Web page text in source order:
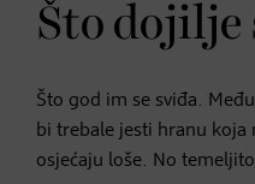
Što
Što god im se sviđa.
bi trebale jesti hranu
osjećaju loše. No